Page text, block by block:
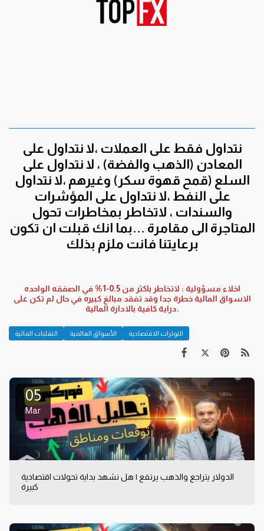
نتداول فقط على العملات ،لا نتداول على
المعادن (الذهب والفضة) ، لا نتداول على
السلع (قمح قهوة سكر) وغيرهم ،لا نتداول
على النفط ،لا نتداول على المؤشرات
والسندات ، لاتخاطر بمخاطرات تحول
المتاجرة الى مقامرة ...بما انك قبلت ان تكون
برعايتنا فانت ملزم بذلك
اخلاء مسؤولية : لاتخاطر باكثر من 0.5-1% في الصفقه الواحده
الاسواق المالية خطرة جدا وقد تفقد مبالغ كبيره في حال لم تكن على
دراية كافية بالادارة المالية.
التقلبات المالية الأسواق العالمية التوترات الاقتصادية
05
Mar
الدولار يتراجع والذهب يرتفع | هل نشهد بداية تحولات اقتصادية
كبيرة